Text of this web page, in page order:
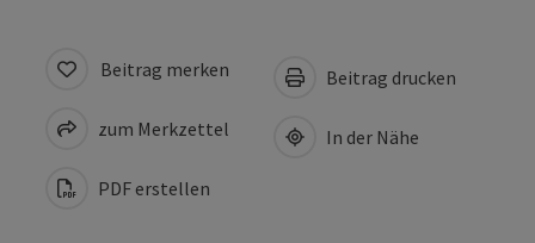
Beitrag merken
zum Merkzettel
PDF erstellen
Beitrag drucken
In der Nähe